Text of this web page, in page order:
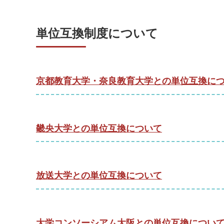
単位互換制度について
京都教育大学・奈良教育大学との単位互換に
畿央大学との単位互換について
放送大学との単位互換について